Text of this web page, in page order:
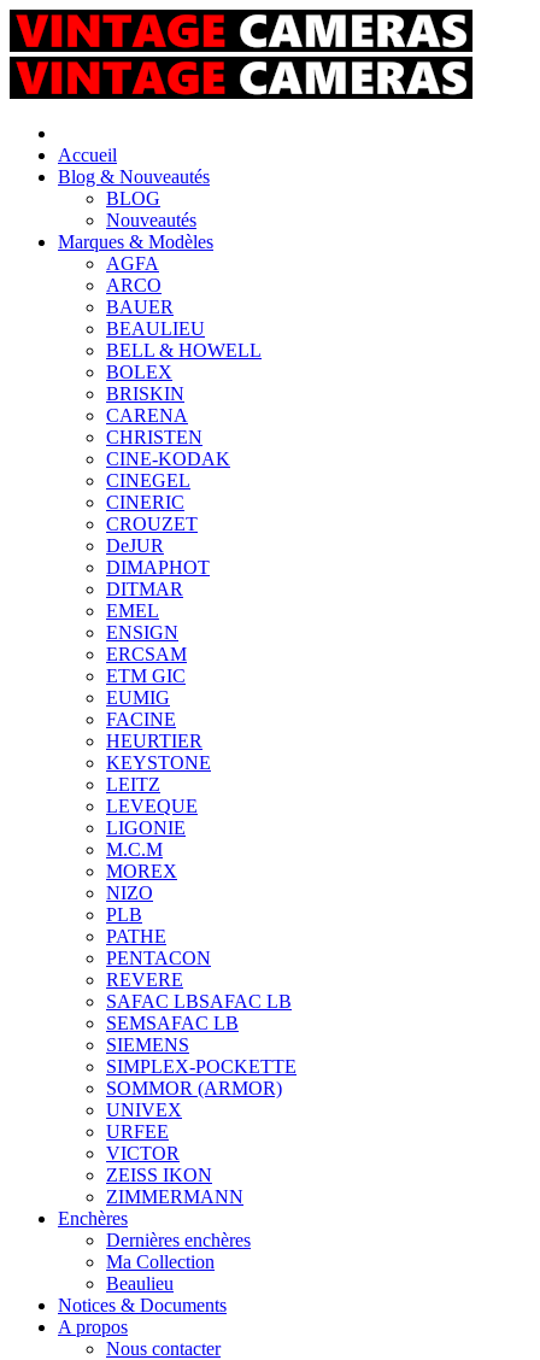
Accueil
Blog & Nouveautés
BLOG
Nouveautés
Marques & Modèles
AGFA
ARCO
BAUER
BEAULIEU
BELL & HOWELL
BOLEX
BRISKIN
CARENA
CHRISTEN
CINE-KODAK
CINEGEL
CINERIC
CROUZET
DeJUR
DIMAPHOT
DITMAR
EMEL
ENSIGN
ERCSAM
ETM GIC
EUMIG
FACINE
HEURTIER
KEYSTONE
LEITZ
LEVEQUE
LIGONIE
M.C.M
MOREX
NIZO
PLB
PATHE
PENTACON
REVERE
SAFAC LBSAFAC LB
SEMSAFAC LB
SIEMENS
SIMPLEX-POCKETTE
SOMMOR (ARMOR)
UNIVEX
URFEE
VICTOR
ZEISS IKON
ZIMMERMANN
Enchères
Dernières enchères
Ma Collection
Beaulieu
Notices & Documents
A propos
Nous contacter